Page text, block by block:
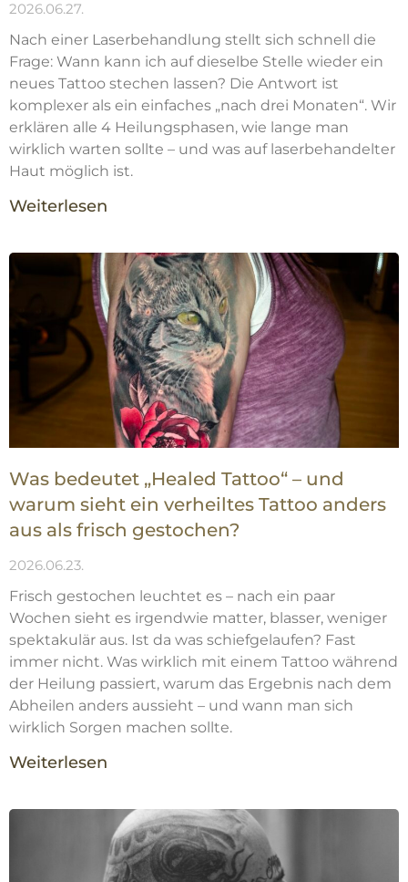
2026.06.27.
Nach einer Laserbehandlung stellt sich schnell die
Frage: Wann kann ich auf dieselbe Stelle wieder ein
neues Tattoo stechen lassen? Die Antwort ist
komplexer als ein einfaches „nach drei Monaten“. Wir
erklären alle 4 Heilungsphasen, wie lange man
wirklich warten sollte – und was auf laserbehandelter
Haut möglich ist.
Weiterlesen
Was bedeutet „Healed Tattoo“ – und
warum sieht ein verheiltes Tattoo anders
aus als frisch gestochen?
2026.06.23.
Frisch gestochen leuchtet es – nach ein paar
Wochen sieht es irgendwie matter, blasser, weniger
spektakulär aus. Ist da was schiefgelaufen? Fast
immer nicht. Was wirklich mit einem Tattoo während
der Heilung passiert, warum das Ergebnis nach dem
Abheilen anders aussieht – und wann man sich
wirklich Sorgen machen sollte.
Weiterlesen